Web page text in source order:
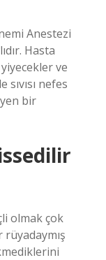
Anestezi
Hasta
ve
nefes
bir
olmak çok